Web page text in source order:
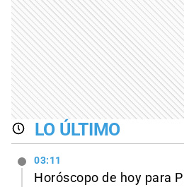
LO ÚLTIMO
03:11
Horóscopo de hoy para